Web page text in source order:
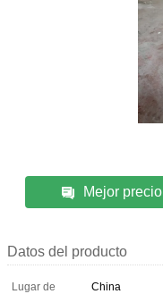
Mejor precio
Datos del producto
Lugar de
China